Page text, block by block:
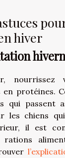
hiver
en protéines.
qui passent
les chiens
il est